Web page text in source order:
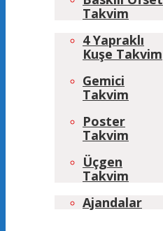
Takvim
4 Yapraklı
Kuşe Takvim
Gemici
Takvim
Poster
Takvim
Üçgen
Takvim
Ajandalar